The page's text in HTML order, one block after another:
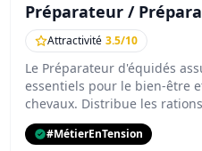
Préparateur /
Attractivité 3.5/10
Le Préparateur d'équidés
essentiels pour le bien-être
chevaux. Distribue les
#MétierEnTension